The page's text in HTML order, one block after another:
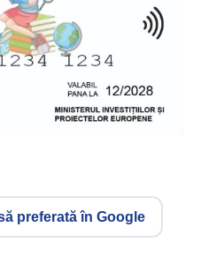
preferată în Google